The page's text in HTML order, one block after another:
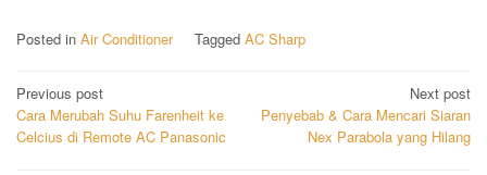
Posted in Air Conditioner Tagged AC Sharp
Post
navigation
Previous post
Cara Merubah Suhu Farenheit ke
Celcius di Remote AC Panasonic
Next post
Penyebab & Cara Mencari Siaran
Nex Parabola yang Hilang